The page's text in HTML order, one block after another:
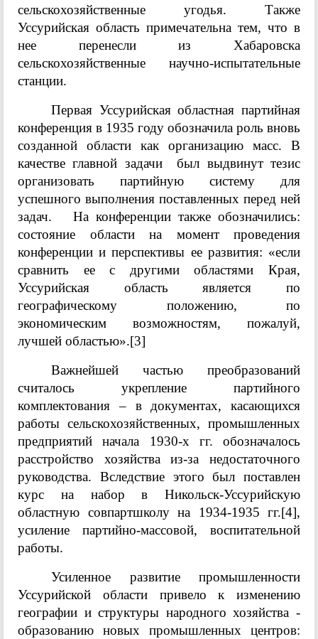
сельскохозяйственные угодья. Также
Уссурийская область примечательна тем, что в
нее перенесли из Хабаровска
сельскохозяйственные научно-испытательные
станции.
Первая Уссурийская областная партийная
конференция в 1935 году обозначила роль вновь
созданной области как организацию масс. В
качестве главной задачи был выдвинут тезис
организовать партийную систему для
успешного выполнения поставленных перед ней
задач. На конференции также обозначились:
состояние области на момент проведения
конференции и перспективы ее развития: «если
сравнить ее с другими областями Края,
Уссурийская область является по
географическому положению, по
экономическим возможностям, пожалуй,
лучшей областью».[3]
Важнейшей частью преобразований
считалось укрепление партийного
комплектования – в документах, касающихся
работы сельскохозяйственных, промышленных
предприятий начала 1930-х гг. обозначалось
расстройство хозяйства из-за недостаточного
руководства. Вследствие этого был поставлен
курс на набор в Никольск-Уссурийскую
областную совпартшколу на 1934-1935 гг.[4],
усиление партийно-массовой, воспитательной
работы.
Усиленное развитие промышленности
Уссурийской области привело к изменению
географии и структуры народного хозяйства -
образованию новых промышленных центров: